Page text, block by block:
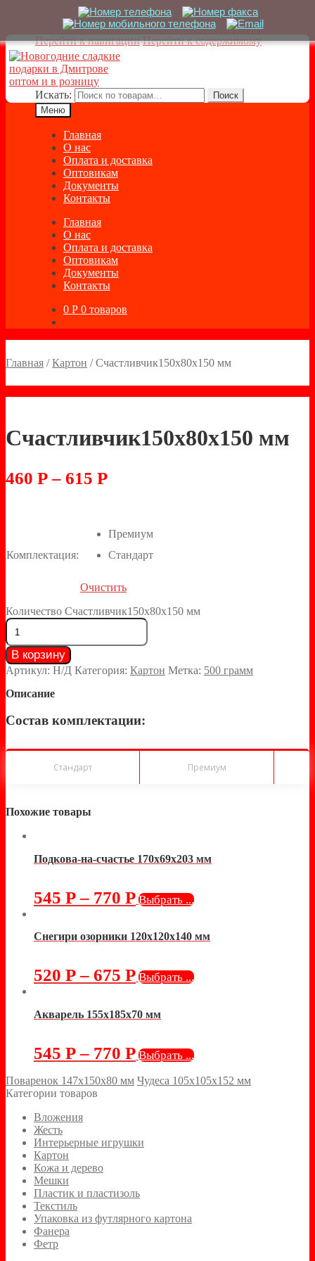
Перейти к навигации Перейти к содержимому
Искать:
Поиск
Меню
Главная
О нас
Оплата и доставка
Оптовикам
Документы
Контакты
Главная
О нас
Оплата и доставка
Оптовикам
Документы
Контакты
0 Р 0 товаров
Главная /Картон /Счастливчик150х80х150 мм
Счастливчик150х80х150 мм
460 Р– 615 Р
Комплектация:
Премиум
Стандарт
Очистить
Количество Счастливчик150х80х150 мм
В корзину
Артикул: Н/Д Категория: Картон Метка: 500 грамм
Описание
Состав комплектации:
Стандарт Премиум
Похожие товары
Подкова-на-счастье 170х69х203 мм
545 Р– 770 Р Выбрать ...
Снегири озорники 120х120х140 мм
520 Р– 675 Р Выбрать ...
Акварель 155х185х70 мм
545 Р– 770 Р Выбрать ...
Поваренок 147х150х80 мм Чудеса 105х105х152 мм
Категории товаров
Вложения
Жесть
Интерьерные игрушки
Картон
Кожа и дерево
Мешки
Пластик и пластизоль
Текстиль
Упаковка из футлярного картона
Фанера
Фетр